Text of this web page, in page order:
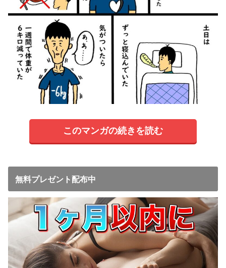
このマンガの続きを読む
無料プレゼント配布中